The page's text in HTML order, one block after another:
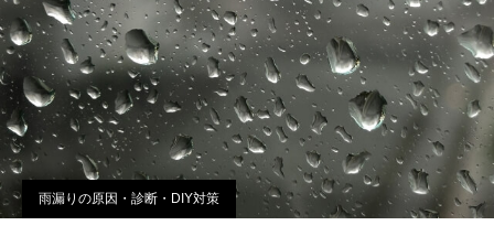
雨漏りの原因・診断・DIY対策